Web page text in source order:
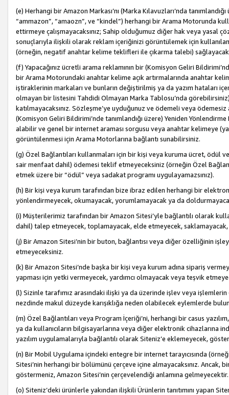
(e) Herhangi bir Amazon Markası’nı (Marka Kılavuzları’nda
“ammazon”, “amaozn”, ve “kindel”) herhangi bir Arama Motorunda
ettirmeye çalışmayacaksınız; Sahip olduğumuz diğer hak veya yasal
sonuçlarıyla ilişkili olarak reklam içeriğinizi görüntülemek için
(örneğin, negatif anahtar kelime teklifleri ile çıkarma talebi)
(f) Yapacağınız ücretli arama reklamının bir (Komisyon Geliri
bir Arama Motorundaki anahtar kelime açık artırmalarında anahtar
iştiraklerinin markaları ve bunların değiştirilmiş ya da yazım hataları
olmayan bir listesini Tahdidi Olmayan Marka Tablosu’nda
katılmayacaksınız. Sözleşme’ye uyduğunuz ve ödemeli veya
(Komisyon Geliri Bildirimi’nde tanımlandığı üzere) Yeniden
alabilir ve genel bir internet araması sorgusu veya anahtar kelimeye
görüntülenmesi için Arama Motorlarına bağlantı sunabilirsiniz.
(g) Özel Bağlantıları kullanmaları için bir kişi veya kuruma ücret, ödül
sair menfaat dahil) ödemesi teklif etmeyeceksiniz (örneğin Özel
etmek üzere bir “ödül” veya sadakat programı uygulayamazsınız).
(h) Bir kişi veya kurum tarafından bize ibraz edilen herhangi bir
yönlendirmeyecek, okumayacak, yorumlamayacak ya da
(i) Müşterilerimiz tarafından bir Amazon Sitesi’yle bağlantılı olarak
dahil) talep etmeyecek, toplamayacak, elde etmeyecek,
(j) Bir Amazon Sitesi’nin bir buton, bağlantısı veya diğer özelliğinin
etmeyeceksiniz.
(k) Bir Amazon Sitesi’nde başka bir kişi veya kurum adına sipariş
yapması için yetki vermeyecek, yardımcı olmayacak veya teşvik
(l) Sizinle tarafımız arasındaki ilişki ya da üzerinde işlev veya
nezdinde makul düzeyde karışıklığa neden olabilecek eylemlerde
(m) Özel Bağlantıları veya Program İçeriği’ni, herhangi bir casus
ya da kullanıcıların bilgisayarlarına veya diğer elektronik
yazılım uygulamalarıyla bağlantılı olarak Siteniz’e eklemeyecek,
(n) Bir Mobil Uygulama içindeki entegre bir internet tarayıcısında
Sitesi’nin herhangi bir bölümünü çerçeve içine almayacaksınız. Ancak,
göstermeniz, Amazon Sitesi’nin çerçevelendiği anlamına gelmeyecektir.
(o) Siteniz’deki ürünlerle yakından ilişkili Ürünlerin tanıtımını yapan